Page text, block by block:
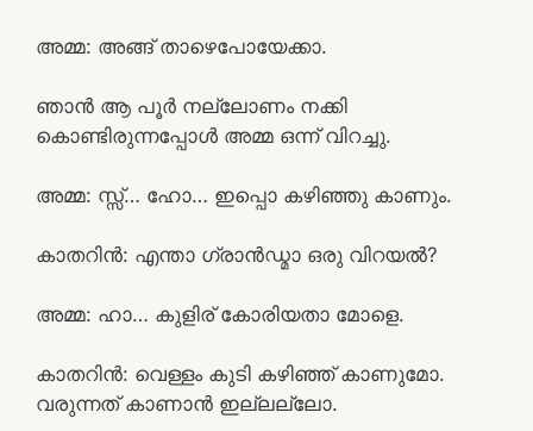
അമ്മ: അങ്ങ് താഴെപോയേക്കാ.
ഞാൻ ആ പൂർ നല്ലോണം നക്കി
കൊണ്ടിരുന്നപ്പോൾ അമ്മ ഒന്ന് വിറച്ചു.
അമ്മ: സ്സ്‌… ഹോ… ഇപ്പൊ കഴിഞ്ഞു കാണും.
കാതറിൻ: എന്താ ഗ്രാൻഡ്മാ ഒരു വിറയൽ?
അമ്മ: ഹാ… കുളിര് കോരിയതാ മോളെ.
കാതറിൻ: വെള്ളം കുടി കഴിഞ്ഞ് കാണുമോ.
വരുന്നത് കാണാൻ ഇല്ലല്ലോ.